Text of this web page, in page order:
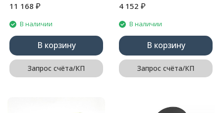
11 168 ₽
В наличии
В корзину
Запрос счёта/КП
4 152 ₽
В наличии
В корзину
Запрос счёта/КП